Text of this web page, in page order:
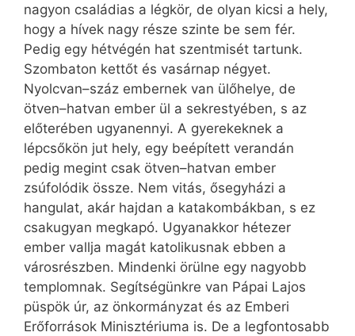
nagyon családias a légkör, de olyan kicsi a hely,
hogy a hívek nagy része szinte be sem fér.
Pedig egy hétvégén hat szentmisét tartunk.
Szombaton kettőt és vasárnap négyet.
Nyolcvan–száz embernek van ülőhelye, de
ötven–hatvan ember ül a sekrestyében, s az
előterében ugyanennyi. A gyerekeknek a
lépcsőkön jut hely, egy beépített verandán
pedig megint csak ötven–hatvan ember
zsúfolódik össze. Nem vitás, ősegyházi a
hangulat, akár hajdan a katakombákban, s ez
csakugyan megkapó. Ugyanakkor hétezer
ember vallja magát katolikusnak ebben a
városrészben. Mindenki örülne egy nagyobb
templomnak. Segítségünkre van Pápai Lajos
püspök úr, az önkormányzat és az Emberi
Erőforrások Minisztériuma is. De a legfontosabb